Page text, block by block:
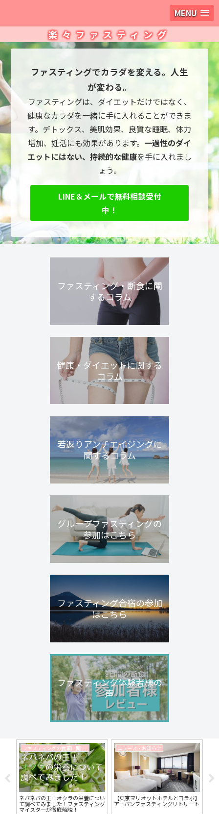
MENU
楽々ファスティング
ファスティングでカラダを変える。人生
が変わる。
ファスティングは、ダイエットだけではなく、
健康なカラダを一緒に手に入れることができま
す。デトックス、美肌効果、良質な睡眠、体力
増加、妊活にも効果があります。 一過性のダイ
エットにはない、持続的な健康を手に入れまし
ょう。
LINE＆メールで無料相談受付
中！
ファスティング・断食に関
するコラム
健康・ダイエットに関する
コラム
若返りアンチエイジングに
関するコラム
グループファスティングの
参加はこちら
ファスティング合宿の参加
はこちら
ファスティング体験者様の
声
ファスティングの食事に関するコラム
ネバネバの王！オクラの栄養につい
て調べてみました！ファスティング
マイスターが徹底解説！
ニュース・お知らせ
【東京マリオットホテルとコラボ】
アーバンファスティングリトリート